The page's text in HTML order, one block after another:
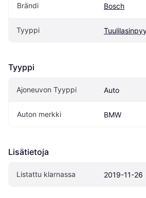
Brändi Bosch
Tyyppi
Tyyppi
Ajoneuvon Tyyppi Auto
Auton merkki BMW
Lisätietoja
Listattu klarnassa 2019-11-26